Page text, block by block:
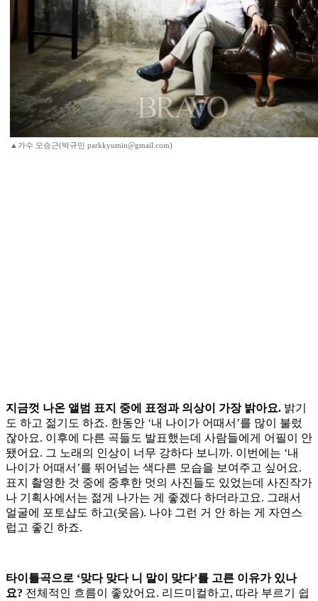
▲가수 오승근(박규민 parkkyumin@gmail.com)
지금껏 나온 앨범 표지 중에 표정과 의상이 가장 밝아요. 밝기
도 하고 젊기도 하죠. 한동안 ‘내 나이가 어때서’를 많이 불렀
잖아요. 이후에 다른 곡들도 발표했는데 사람들에게 어필이 안
됐어요. 그 노래의 인상이 너무 강하다 보니까. 이번에는 ‘내
나이가 어때서’를 뛰어넘는 색다른 모습을 보여주고 싶어요.
표지 촬영한 것 중에 중후한 멋의 사진들도 있었는데 사진작가
나 기획사에서는 젊게 나가는 게 좋겠다 하더라고요. 그래서
얼굴에 포토샵도 하고(웃음). 나야 그런 거 안 하는 게 자연스
럽고 좋긴 하죠.
타이틀곡으로 ‘맞다 맞다 니 말이 맞다’를 고른 이유가 있나
요? 전체적인 흐름이 좋았어요. 리드미컬하고, 따라 부르기 쉽